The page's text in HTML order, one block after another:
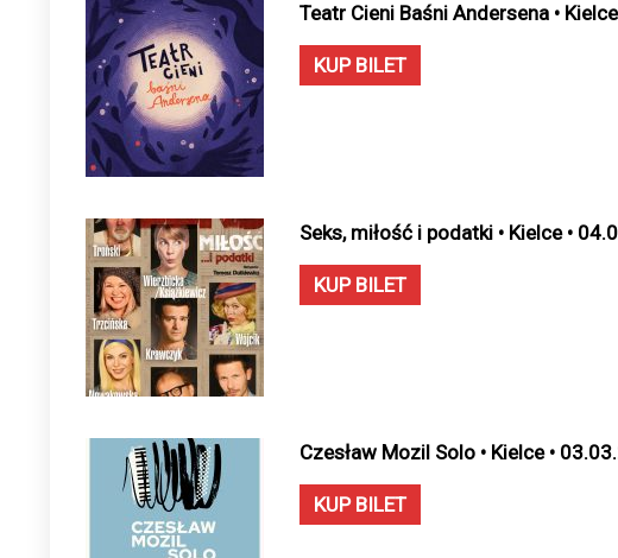
Teatr Cieni Baśni Andersena •
KUP BILET
Seks, miłość i podatki • Kielce •
KUP BILET
Czesław Mozil Solo • Kielce •
KUP BILET